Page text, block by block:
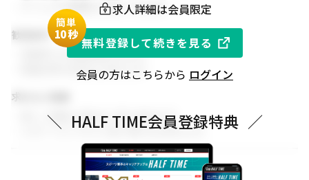
・チームでの協働を大切にできる方
歓迎条件
・同業界での就業経験がある方
・関連分野の知見をお持ちの方
求める人物像
・新しい挑戦に前向きに取り組める方
・スポーツビジネスに強い関心をお持ちの方
求人詳細は会員限定
簡単
10秒
無料登録して続きを見る
会員の方はこちらから ログイン
＼ HALF TIME会員登録特典 ／